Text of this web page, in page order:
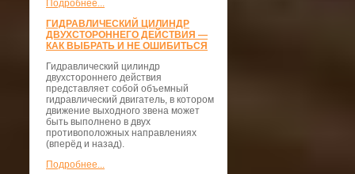
Подробнее...
ГИДРАВЛИЧЕСКИЙ ЦИЛИНДР
ДВУХСТОРОННЕГО ДЕЙСТВИЯ —
КАК ВЫБРАТЬ И НЕ ОШИБИТЬСЯ
Гидравлический цилиндр
двухстороннего действия
представляет собой объемный
гидравлический двигатель, в котором
движение выходного звена может
быть выполнено в двух
противоположных направлениях
(вперёд и назад).
Подробнее...